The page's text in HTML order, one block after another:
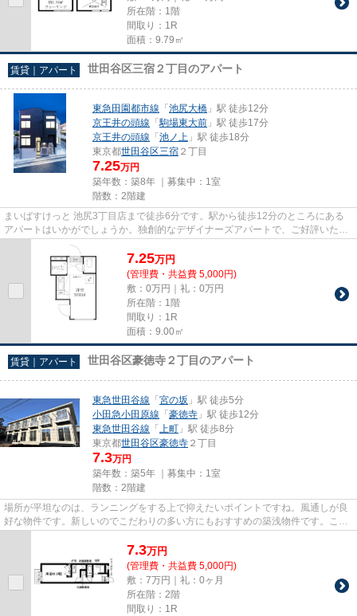
所在階：1階
間取り：1R
面積：9.79㎡
賃貸｜アパート 世田谷区三宿２丁目のアパート
東急田園都市線 「 池尻大橋 」駅 徒歩12分
京王井の頭線 「駒場東大前 」駅 徒歩17分
京王井の頭線 「 池ノ上 」駅 徒歩18分
東京都世田谷区三宿 ２丁目
7.25万円
築年数：築8年 ｜募集中： 1室
階数：2階建
まいばすけっと 池尻3丁目店まで徒歩6分です。駅から徒歩12分のところにある
アパートはいかがでしょうか。独創的なデザイナーズアパートで、ご好評いただ
いています。いつでも快適空間...
7.25万円
(管理費・共益費 5,000円)
敷：0万円｜礼：0万円
所在階：1階
間取り：1R
面積：9.00㎡
賃貸｜アパート 世田谷区豪徳寺２丁目のアパート
東急世田谷線 「 宮の坂 」駅 徒歩5分
小田急小田原線 「 豪徳寺 」駅 徒歩12分
東急世田谷線 「 上町 」駅 徒歩8分
東京都世田谷区豪徳寺 ２丁目
7.3万円
築年数：築5年 ｜募集中： 1室
階数：2階建
場所が平坦なのは、ランニングをする上で抑えたいポイントですね。風通しが良
好な物件です。新しいのでこだわりの多い方にもおすすめの築浅物件です。こち
7.3万円
(管理費・共益費 5,000円)
敷：7万円｜礼：0ヶ月
所在階：2階
間取り：1R